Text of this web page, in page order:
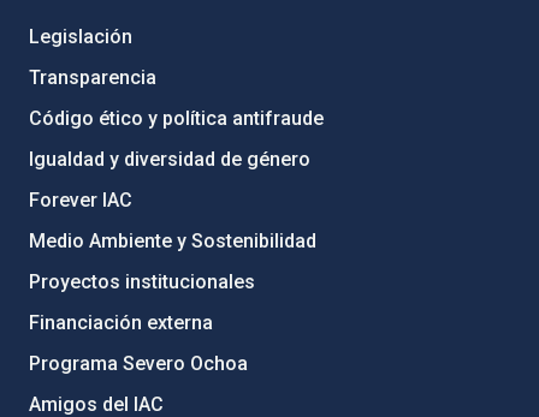
Legislación
Transparencia
Código ético y política antifraude
Igualdad y diversidad de género
Forever IAC
Medio Ambiente y Sostenibilidad
Proyectos institucionales
Financiación externa
Programa Severo Ochoa
Amigos del IAC